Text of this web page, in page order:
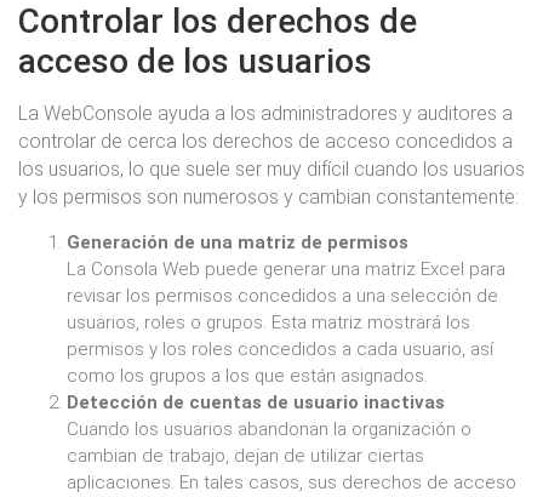
Controlar los derechos de
acceso de los usuarios
La WebConsole ayuda a los administradores y auditores a
controlar de cerca los derechos de acceso concedidos a
los usuarios, lo que suele ser muy difícil cuando los usuarios
y los permisos son numerosos y cambian constantemente:
Generación de una matriz de permisos
La Consola Web puede generar una matriz Excel para
revisar los permisos concedidos a una selección de
usuarios, roles o grupos. Esta matriz mostrará los
permisos y los roles concedidos a cada usuario, así
como los grupos a los que están asignados.
Detección de cuentas de usuario inactivas
Cuando los usuarios abandonan la organización o
cambian de trabajo, dejan de utilizar ciertas
aplicaciones. En tales casos, sus derechos de acceso